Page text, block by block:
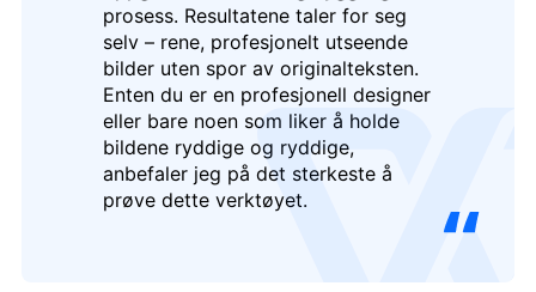
prosess. Resultatene taler for seg
selv – rene, profesjonelt utseende
bilder uten spor av originalteksten.
Enten du er en profesjonell designer
eller bare noen som liker å holde
bildene ryddige og ryddige,
anbefaler jeg på det sterkeste å
prøve dette verktøyet.
logo